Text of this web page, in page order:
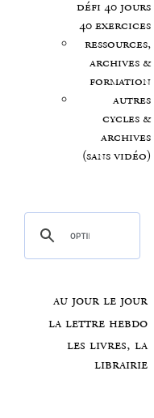
défi 40 jours
40 exercices
ressources,
archives &
formation
autres
cycles &
archives
(sans vidéo)
au jour le jour
la lettre hebdo
les livres, la
librairie